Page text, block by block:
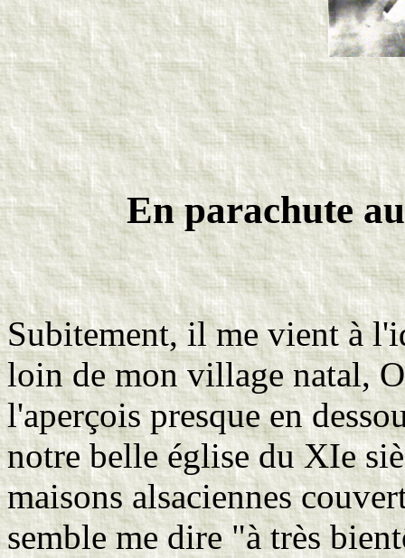
En parachute
Subitement, il me vient à
loin de mon village natal,
l'aperçois presque en
notre belle église du XIe
maisons alsaciennes
semble me dire "à très